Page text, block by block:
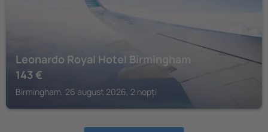
Leonardo Royal Hotel Birmingham
143 €
Birmingham, 26 august 2026, 2 nopți